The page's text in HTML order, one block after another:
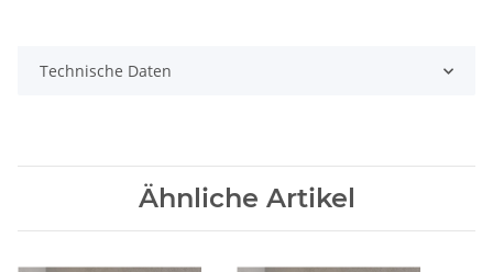
Technische Daten
Ähnliche Artikel